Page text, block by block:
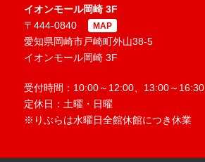
イオンモール岡崎 3F
〒444-0840
MAP
愛知県岡崎市戸崎町外山38-5
イオンモール岡崎 3F
受付時間：10:00～12:00、13:00～16:30
定休日：土曜・日曜
※りぶらは水曜日全館休館につき休業